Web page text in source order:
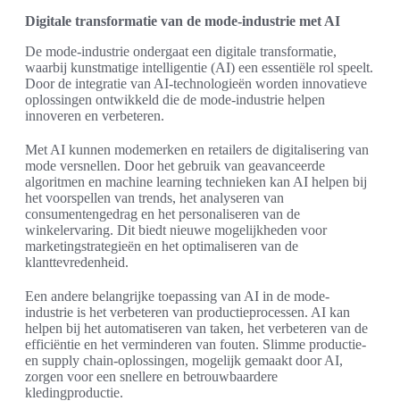
Digitale transformatie van de mode-industrie met AI
De mode-industrie ondergaat een digitale transformatie,
waarbij kunstmatige intelligentie (AI) een essentiële rol speelt.
Door de integratie van AI-technologieën worden innovatieve
oplossingen ontwikkeld die de mode-industrie helpen
innoveren en verbeteren.
Met AI kunnen modemerken en retailers de digitalisering van
mode versnellen. Door het gebruik van geavanceerde
algoritmen en machine learning technieken kan AI helpen bij
het voorspellen van trends, het analyseren van
consumentengedrag en het personaliseren van de
winkelervaring. Dit biedt nieuwe mogelijkheden voor
marketingstrategieën en het optimaliseren van de
klanttevredenheid.
Een andere belangrijke toepassing van AI in de mode-
industrie is het verbeteren van productieprocessen. AI kan
helpen bij het automatiseren van taken, het verbeteren van de
efficiëntie en het verminderen van fouten. Slimme productie-
en supply chain-oplossingen, mogelijk gemaakt door AI,
zorgen voor een snellere en betrouwbaardere
kledingproductie.